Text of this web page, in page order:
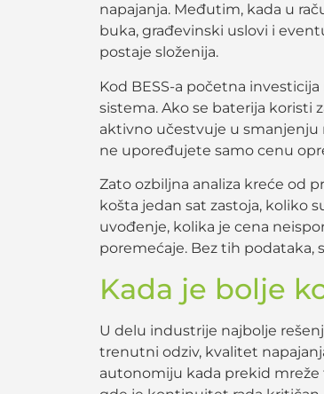
napajanja. Međutim, kada u
buka, građevinski uslovi i
postaje složenija.
Kod BESS-a početna
sistema. Ako se baterija koristi
aktivno učestvuje u smanjenju
ne upoređujete samo cenu
Zato ozbiljna analiza kreće od
košta jedan sat zastoja, koliko
uvođenje, kolika je cena
poremećaje. Bez tih podataka,
Kada je bolje
U delu industrije najbolje
trenutni odziv, kvalitet
autonomiju kada prekid mreže